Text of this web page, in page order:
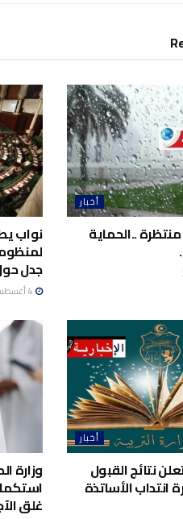
أخبار
..الحماية نواب
جدل
أخبار
نتائج القبول
انتداب الأساتذة
وزارة
غلق